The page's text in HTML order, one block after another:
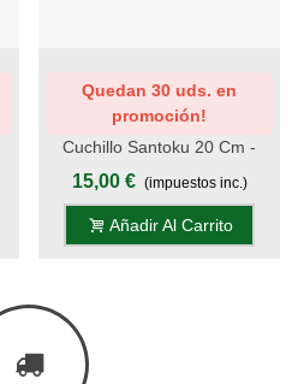
Quedan 30 uds. en
promoción!
Cuchillo Santoku 20 Cm -
Teflon - Mango Mikarta
15,00 € (impuestos inc.)
Añadir Al Carrito